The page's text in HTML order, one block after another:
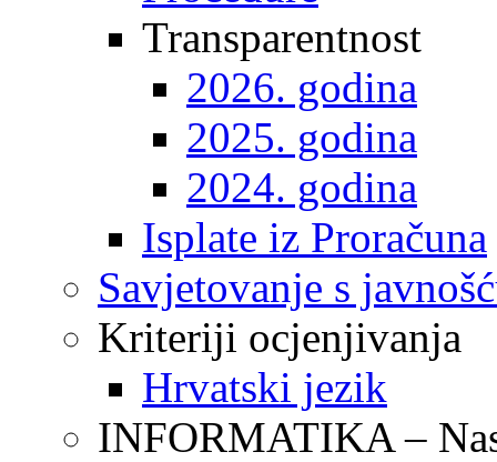
Transparentnost
2026. godina
2025. godina
2024. godina
Isplate iz Proračuna
Savjetovanje s
Kriteriji ocjenjivanja
Hrvatski jezik
INFORMATIKA –